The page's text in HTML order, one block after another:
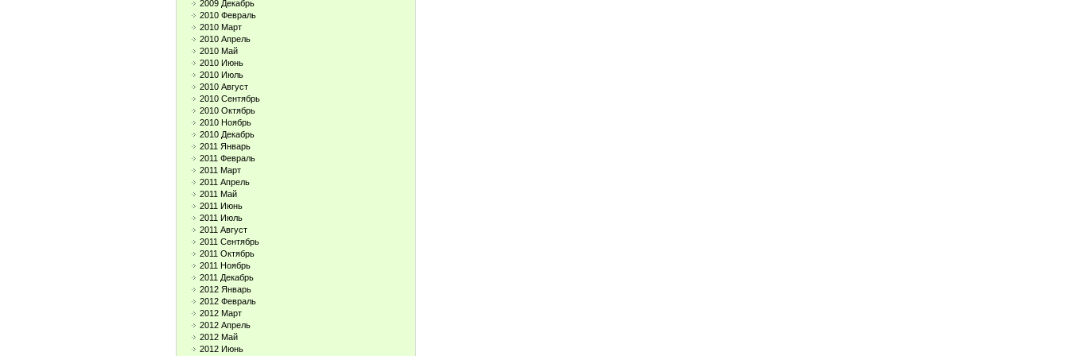
2009 Декабрь
2010 Февраль
2010 Март
2010 Апрель
2010 Май
2010 Июнь
2010 Июль
2010 Август
2010 Сентябрь
2010 Октябрь
2010 Ноябрь
2010 Декабрь
2011 Январь
2011 Февраль
2011 Март
2011 Апрель
2011 Май
2011 Июнь
2011 Июль
2011 Август
2011 Сентябрь
2011 Октябрь
2011 Ноябрь
2011 Декабрь
2012 Январь
2012 Февраль
2012 Март
2012 Апрель
2012 Май
2012 Июнь